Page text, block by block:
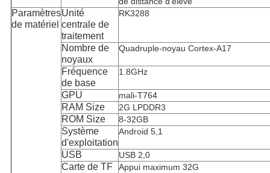
Paramètres
de matériel
Unité
centrale de
traitement
RK3288
Nombre de
noyaux
Quadruple-noyau Cortex-A17
Fréquence
de base
1.8GHz
GPU mali-T764
RAM Size 2G LPDDR3
ROM Size 8-32GB
Système
d'exploitation
Android 5,1
USB USB 2,0
Carte de TF Appui maximum 32G